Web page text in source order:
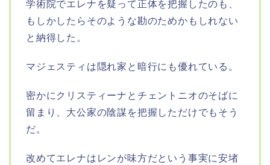
学術院でエレナを疑って正体を把握したのも、
もしかしたらそのような勘のためかもしれない
と納得した。
マジェスティは隠れ家と暗行にも優れている。
密かにクリスティーナとチェントニオのそばに
留まり、大公家の陰謀を把握しただけでもそう
だ。
改めてエレナはレンが味方だという事実に安堵